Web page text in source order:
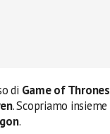
di Game of Thrones
. Scopriamo insieme
.